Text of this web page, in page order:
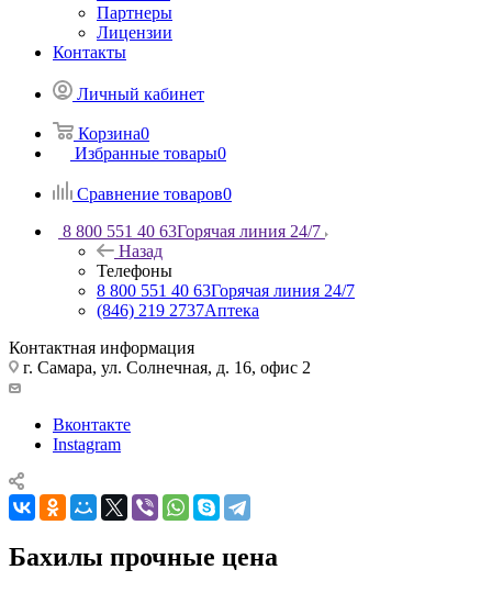
Партнеры
Лицензии
Контакты
Личный кабинет
Корзина0
Избранные товары0
Сравнение товаров0
8 800 551 40 63Горячая линия 24/7
Назад
Телефоны
8 800 551 40 63Горячая линия 24/7
(846) 219 2737Аптека
Контактная информация
г. Самара, ул. Солнечная, д. 16, офис 2
Вконтакте
Instagram
Бахилы прочные цена